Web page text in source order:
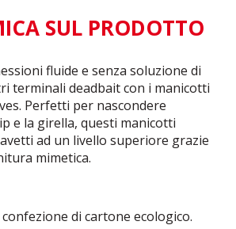
SUL PRODOTTO
fluide e senza soluzione di
terminali deadbait con i manicotti
Perfetti per nascondere
e la girella, questi manicotti
ad un livello superiore grazie
mimetica.
di cartone ecologico.